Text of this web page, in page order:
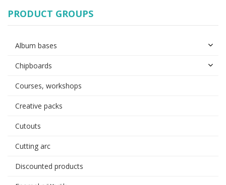
PRODUCT GROUPS
Album bases
Chipboards
Courses, workshops
Creative packs
Cutouts
Cutting arc
Discounted products